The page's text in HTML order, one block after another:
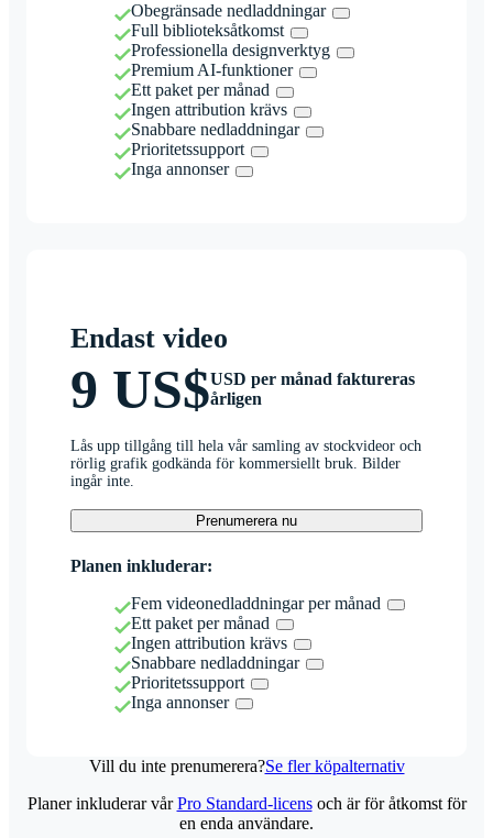
Obegränsade nedladdningar
Full biblioteksåtkomst
Professionella designverktyg
Premium AI-funktioner
Ett paket per månad
Ingen attribution krävs
Snabbare nedladdningar
Prioritetssupport
Inga annonser
Endast video
9 US$USD per månad faktureras
årligen
Lås upp tillgång till hela vår samling av stockvideor och
rörlig grafik godkända för kommersiellt bruk. Bilder
ingår inte.
Prenumerera nu
Planen inkluderar:
Fem videonedladdningar per månad
Ett paket per månad
Ingen attribution krävs
Snabbare nedladdningar
Prioritetssupport
Inga annonser
Vill du inte prenumerera?Se fler köpalternativ
Planer inkluderar vårPro Standard-licensoch är för åtkomst för
en enda användare.